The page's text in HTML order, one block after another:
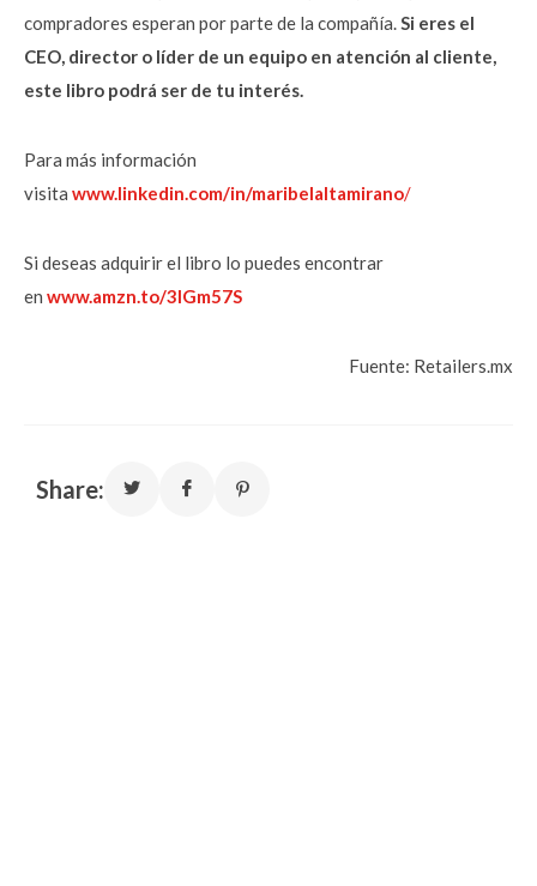
compradores esperan por parte de la compañía.Si eres el
CEO, director o líder de un equipo en atención al cliente,
este libro podrá ser de tu interés.
Para más información
visita www.linkedin.com/in/maribelaltamirano/
Si deseas adquirir el libro lo puedes encontrar
en www.amzn.to/3lGm57S
Fuente: Retailers.mx
Share: